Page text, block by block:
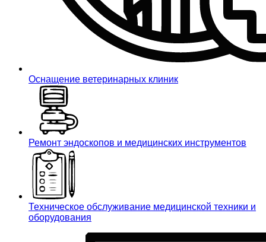
Оснащение ветеринарных клиник
Ремонт эндоскопов и медицинских инструментов
Техническое обслуживание медицинской техники и
оборудования